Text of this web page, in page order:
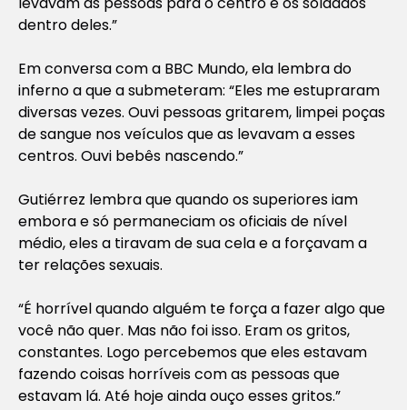
dentro deles.”
Em conversa com a BBC Mundo, ela lembra do
inferno a que a submeteram: “Eles me estupraram
diversas vezes. Ouvi pessoas gritarem, limpei poças
de sangue nos veículos que as levavam a esses
centros. Ouvi bebês nascendo.”
Gutiérrez lembra que quando os superiores iam
embora e só permaneciam os oficiais de nível
médio, eles a tiravam de sua cela e a forçavam a
ter relações sexuais.
“É horrível quando alguém te força a fazer algo que
você não quer. Mas não foi isso. Eram os gritos,
constantes. Logo percebemos que eles estavam
fazendo coisas horríveis com as pessoas que
estavam lá. Até hoje ainda ouço esses gritos.”